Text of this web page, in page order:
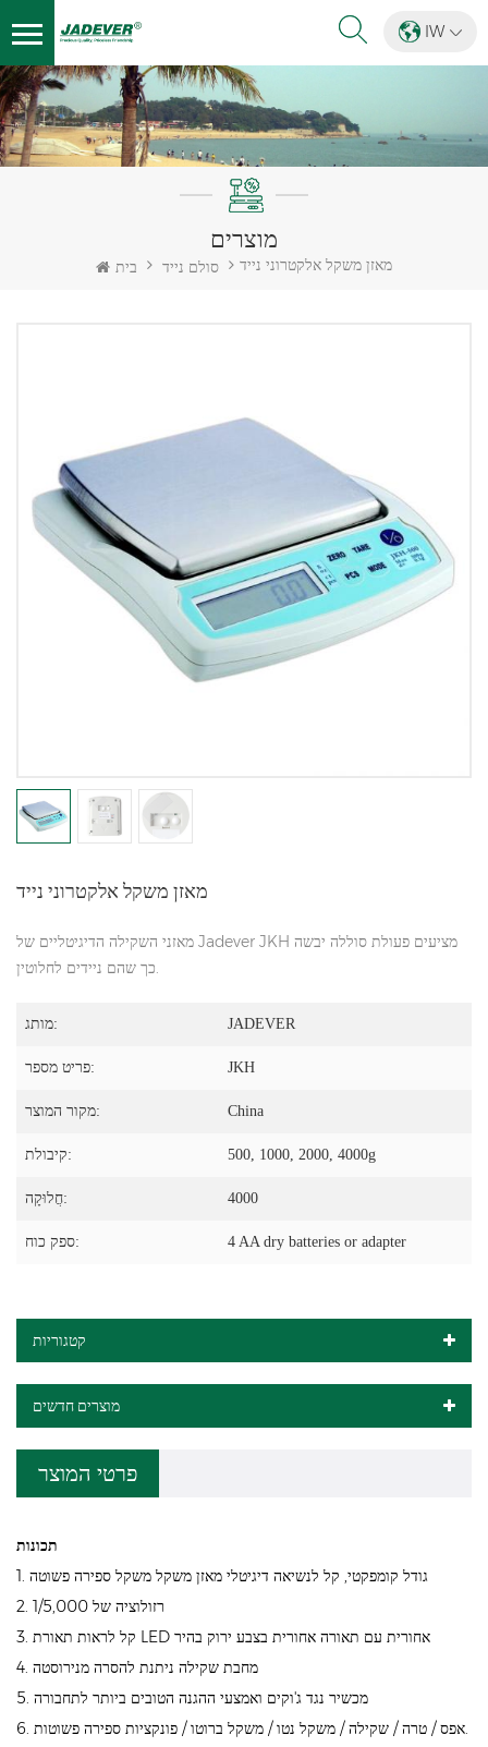
IW
מוצרים
בית סולם נייד מאזן משקל אלקטרוני נייד
מאזן משקל אלקטרוני נייד
מאזני השקילה הדיגיטליים של Jadever JKH מציעים פעולת סוללה יבשה
כך שהם ניידים לחלוטין.
מותג: JADEVER
פריט מספר: JKH
מקור המוצר: China
קיבולת: 500, 1000, 2000, 4000g
חֲלוּקָה: 4000
ספק כוח: 4 AA dry batteries or adapter
קטגוריות
מוצרים חדשים
פרטי המוצר
תכונות
1. גודל קומפקטי, קל לנשיאה דיגיטלי מאזן משקל משקל ספירה פשוטה
2. רזולוציה של 1/5,000
3. קל לראות תאורת LED אחורית עם תאורה אחורית בצבע ירוק בהיר
4. מחבת שקילה ניתנת להסרה מנירוסטה
5. מכשיר נגד ג'וקים ואמצעי ההגנה הטובים ביותר לתחבורה
6. אפס / טרה / שקילה / משקל נטו / משקל ברוטו / פונקציות ספירה פשוטות.